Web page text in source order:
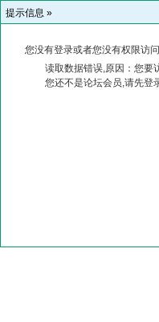
提示信息 »
您没有登录或者您没有权限访
读取数据错误,原因：您要
您还不是论坛会员,请先登